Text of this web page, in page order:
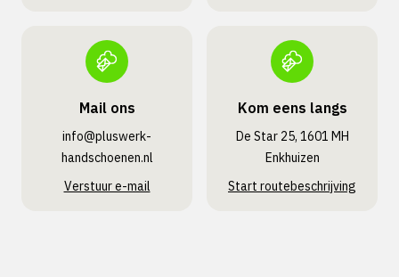
Mail ons
info@pluswerk­
handschoenen.nl
Verstuur e-mail
Kom eens langs
De Star 25, 1601 MH
Enkhuizen
Start routebeschrijving